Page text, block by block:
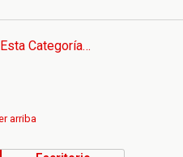
Categoría…
arriba